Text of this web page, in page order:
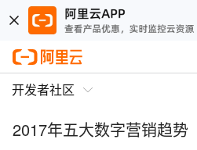
开发者社区
2017年五大数字营销趋势